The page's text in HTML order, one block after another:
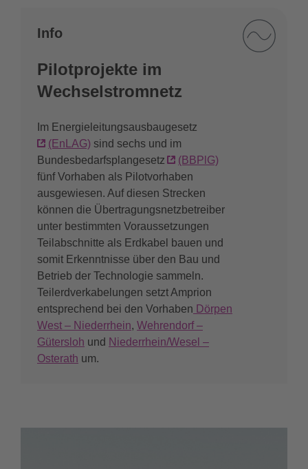
Info
Pilotprojekte im
Wechselstromnetz
Im Energieleitungsausbaugesetz
(EnLAG) sind sechs und im
Bundesbedarfsplangesetz
(BBPlG)
fünf Vorhaben als Pilotvorhaben
ausgewiesen. Auf diesen Strecken
können die Übertragungsnetzbetreiber
unter bestimmten Voraussetzungen
Teilabschnitte als Erdkabel bauen und
somit Erkenntnisse über den Bau und
Betrieb der Technologie sammeln.
Teilerdverkabelungen setzt Amprion
entsprechend bei den Vorhaben Dörpen
West – Niederrhein, Wehrendorf –
Gütersloh und Niederrhein/Wesel –
Osterath um.